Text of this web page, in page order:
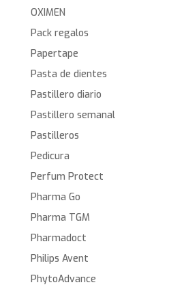
OXIMEN
Pack regalos
Papertape
Pasta de dientes
Pastillero diario
Pastillero semanal
Pastilleros
Pedicura
Perfum Protect
Pharma Go
Pharma TGM
Pharmadoct
Philips Avent
PhytoAdvance